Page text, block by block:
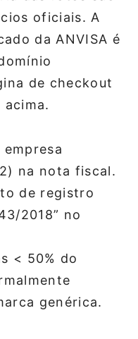
oficiais. A
da ANVISA é
de checkout
na nota fiscal.
de registro
2018” no
< 50% do
genérica.